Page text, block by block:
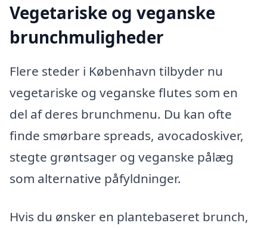
Vegetariske og veganske
brunchmuligheder
Flere steder i København tilbyder nu
vegetariske og veganske flutes som en
del af deres brunchmenu. Du kan ofte
finde smørbare spreads, avocadoskiver,
stegte grøntsager og veganske pålæg
som alternative påfyldninger.
Hvis du ønsker en plantebaseret brunch,